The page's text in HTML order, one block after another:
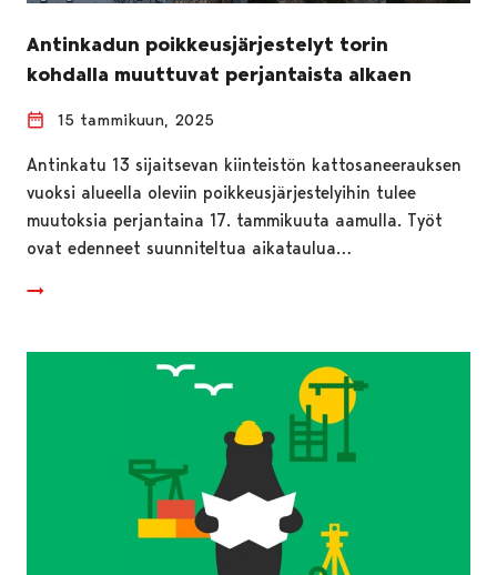
Antinkadun poikkeusjärjestelyt torin
kohdalla muuttuvat perjantaista alkaen
15 tammikuun, 2025
Antinkatu 13 sijaitsevan kiinteistön kattosaneerauksen
vuoksi alueella oleviin poikkeusjärjestelyihin tulee
muutoksia perjantaina 17. tammikuuta aamulla. Työt
ovat edenneet suunniteltua aikataulua…